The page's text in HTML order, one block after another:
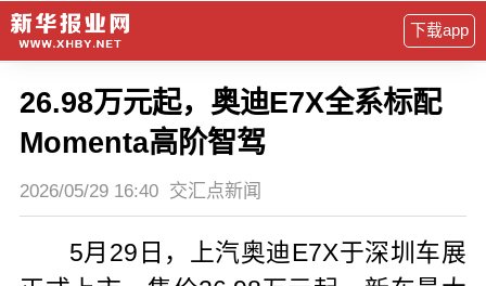
下载app
26.98万元起，奥迪E7X全系标配
Momenta高阶智驾
2026/05/29 16:40 交汇点新闻
5月29日，上汽奥迪E7X于深圳车展